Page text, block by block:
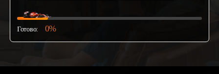
Готово: 0%